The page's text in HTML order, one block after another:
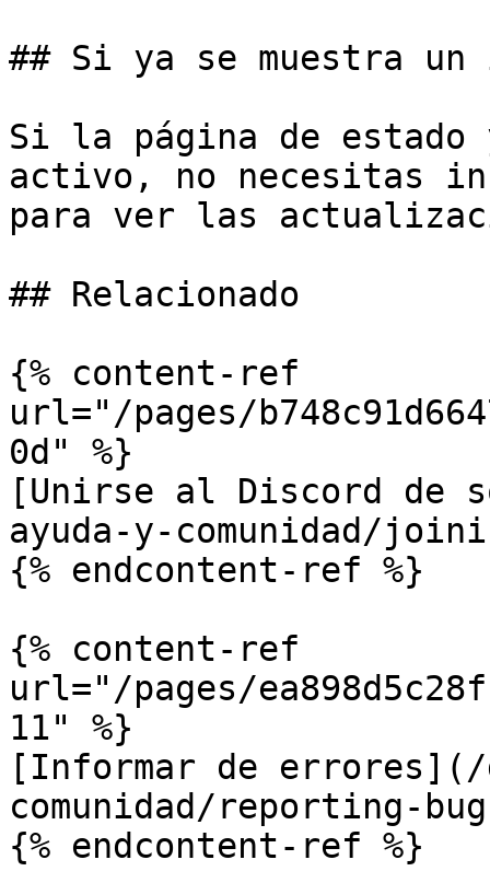
## Si ya se muestra un
Si la página de estado
activo, no necesitas
para ver las
## Relacionado
{% content-ref
url="/pages/
0d" %}
[Unirse al Discord de
ayuda-y-comunidad/
{% endcontent-ref %}
{% content-ref
url="/pages/
11" %}
[Informar de errores](/
comunidad/reporting-
{% endcontent-ref %}